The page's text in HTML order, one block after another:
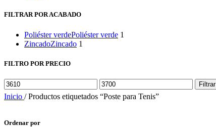
FILTRAR POR ACABADO
Poliéster verdePoliéster verde 1
ZincadoZincado 1
FILTRO POR PRECIO
Precio
mínimo
Precio
máximo
Filtrar
Inicio / Productos etiquetados “Poste para Tenis”
Ordenar por